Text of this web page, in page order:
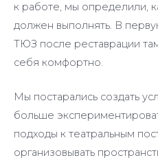
к работе, мы определили,
должен выполнять. В
ТЮЗ после реставрации
себя комфортно.
Мы постарались создать
больше
подходы к театральным
организовывать